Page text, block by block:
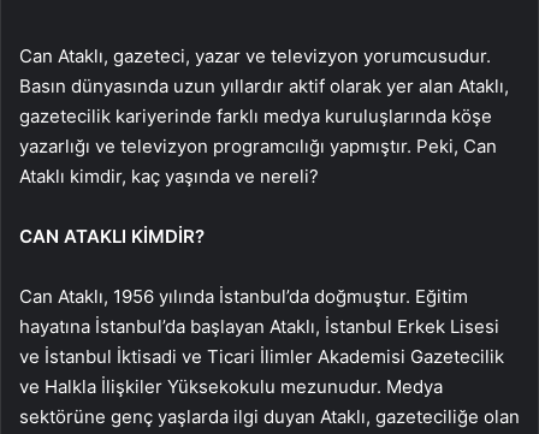
Can Ataklı, gazeteci, yazar ve televizyon yorumcusudur.
Basın dünyasında uzun yıllardır aktif olarak yer alan Ataklı,
gazetecilik kariyerinde farklı medya kuruluşlarında köşe
yazarlığı ve televizyon programcılığı yapmıştır. Peki, Can
Ataklı kimdir, kaç yaşında ve nereli?
CAN ATAKLI KİMDİR?
Can Ataklı, 1956 yılında İstanbul’da doğmuştur. Eğitim
hayatına İstanbul’da başlayan Ataklı, İstanbul Erkek Lisesi
ve İstanbul İktisadi ve Ticari İlimler Akademisi Gazetecilik
ve Halkla İlişkiler Yüksekokulu mezunudur. Medya
sektörüne genç yaşlarda ilgi duyan Ataklı, gazeteciliğe olan